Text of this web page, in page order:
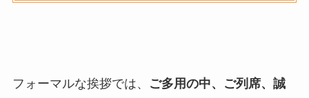
フォーマルな挨拶では、
ご多用の中、ご列席、誠